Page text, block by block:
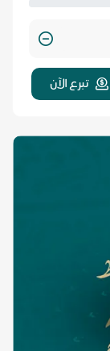
تبرع الآن